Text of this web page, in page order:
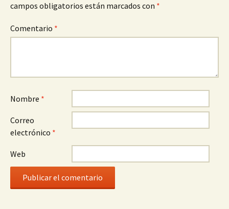
campos obligatorios están marcados con *
Comentario *
Nombre *
Correo
electrónico *
Web